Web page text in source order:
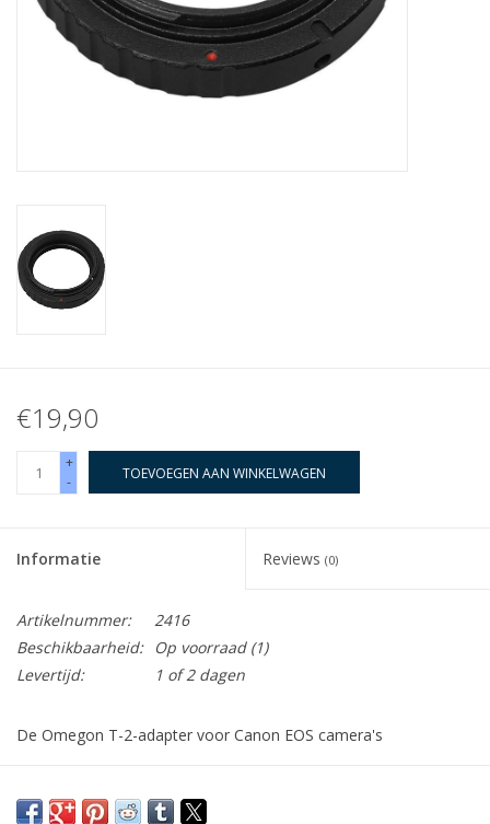
Aanbiedingen
Monteringen
Cadeaubonnen
€19,90
+
-
TOEVOEGEN AAN WINKELWAGEN
Informatie Reviews (0)
Artikelnummer:
2416
Beschikbaarheid:
Op voorraad(1)
Levertijd:
1 of 2 dagen
De Omegon T-2-adapter voor Canon EOS camera's
op het standaard T-2-schroefdraad aanpassen